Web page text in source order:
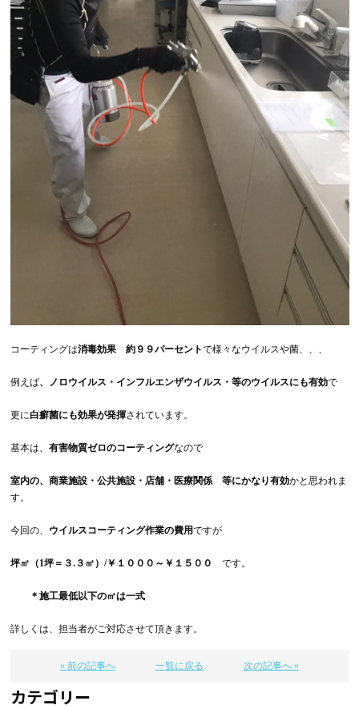
コーティングは消毒効果 約９９パーセントで様々なウイルスや菌、、、
例えば、ノロウイルス・インフルエンザウイルス・等のウイルスにも有効で
更に白癬菌にも効果が発揮されています。
基本は、 有害物質ゼロのコーティングなので
室内の、商業施設・公共施設・店舗・医療関係 等にかなり有効かと思われま
す。
今回の、 ウイルスコーティング作業の費用ですが
坪㎡（1坪＝３.３㎡）/￥１０００～￥１５００ です。
＊施工最低以下の㎡は一式
詳しくは、担当者がご対応させて頂きます。
« 前の記事へ 一覧に戻る 次の記事へ »
カテゴリー